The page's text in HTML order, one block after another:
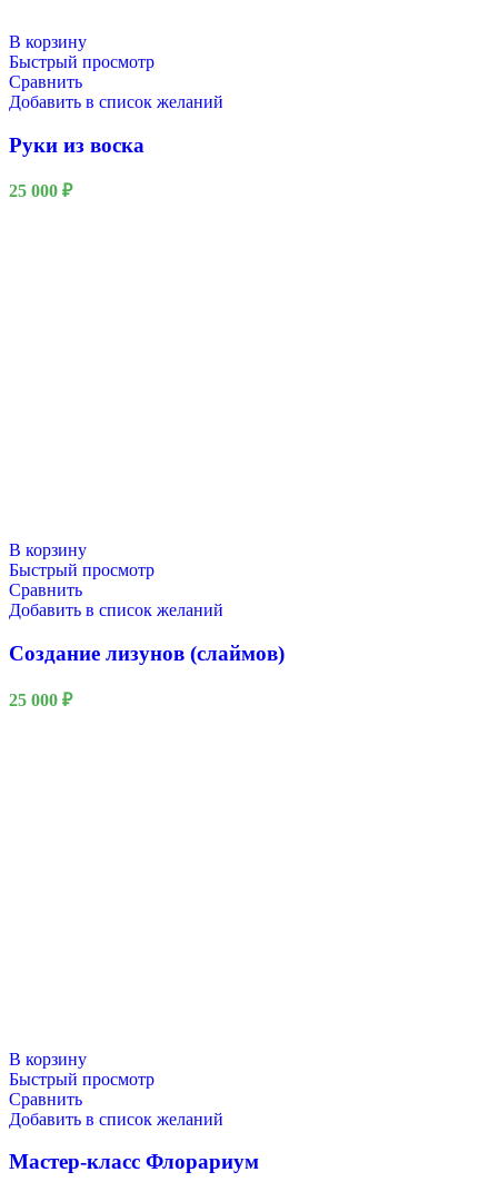
В корзину
Быстрый просмотр
Сравнить
Добавить в список желаний
Руки из воска
25 000 ₽
В корзину
Быстрый просмотр
Сравнить
Добавить в список желаний
Создание лизунов (слаймов)
25 000 ₽
В корзину
Быстрый просмотр
Сравнить
Добавить в список желаний
Мастер-класс Флорариум